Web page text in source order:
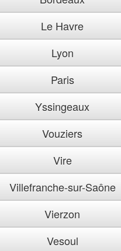
Le Havre
Lyon
Paris
Yssingeaux
Vouziers
Vire
Villefranche-sur-Saône
Vierzon
Vesoul